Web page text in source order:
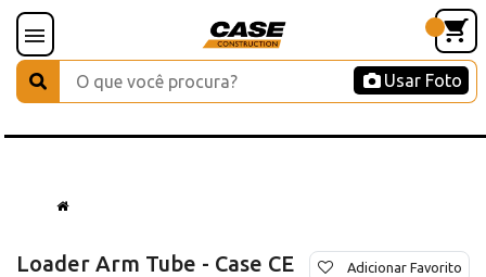
Usar Foto
Loader Arm Tube - Case CE Adicionar Favorito